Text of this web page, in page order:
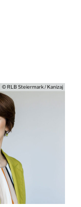
© RLB Steiermark / Kanizaj